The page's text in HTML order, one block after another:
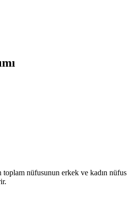
nüfusunun erkek ve kadın nüfus